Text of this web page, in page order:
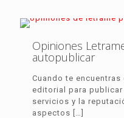
Opiniones
autopublicar
Cuando te
editorial para
servicios y la
aspectos […]